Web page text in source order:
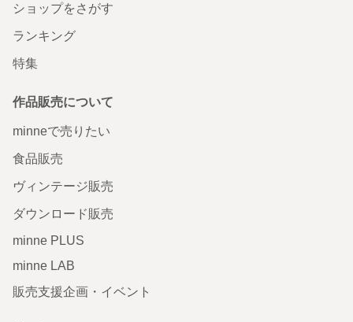
ショップをさがす
ランキング
特集
作品販売について
minneで売りたい
食品販売
ヴィンテージ販売
ダウンロード販売
minne PLUS
minne LAB
販売支援企画・イベント